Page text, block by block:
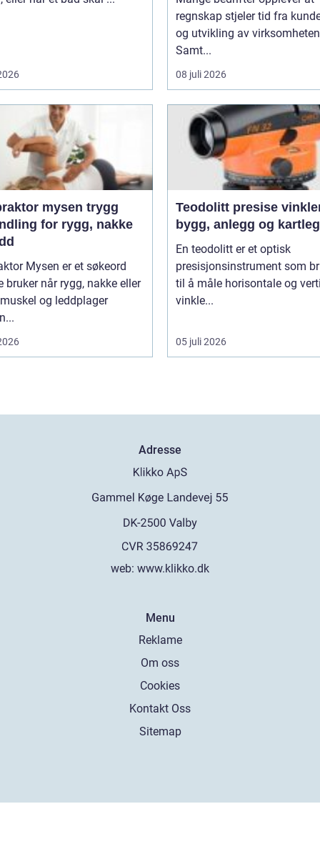
regnskap stjeler tid fra
og utvikling av
Samt...
08 juli 2026
mysen trygg
for rygg, nakke
Mysen er et søkeord
bruker når rygg, nakke eller
og leddplager
Teodolitt presise vinkler for
bygg, anlegg og
En teodolitt er et optisk
presisjonsinstrument som
til å måle horisontale og
vinkle...
05 juli 2026
Adresse
web: www.klikko.dk
Menu
Reklame
Om oss
Cookies
Kontakt Oss
Sitemap